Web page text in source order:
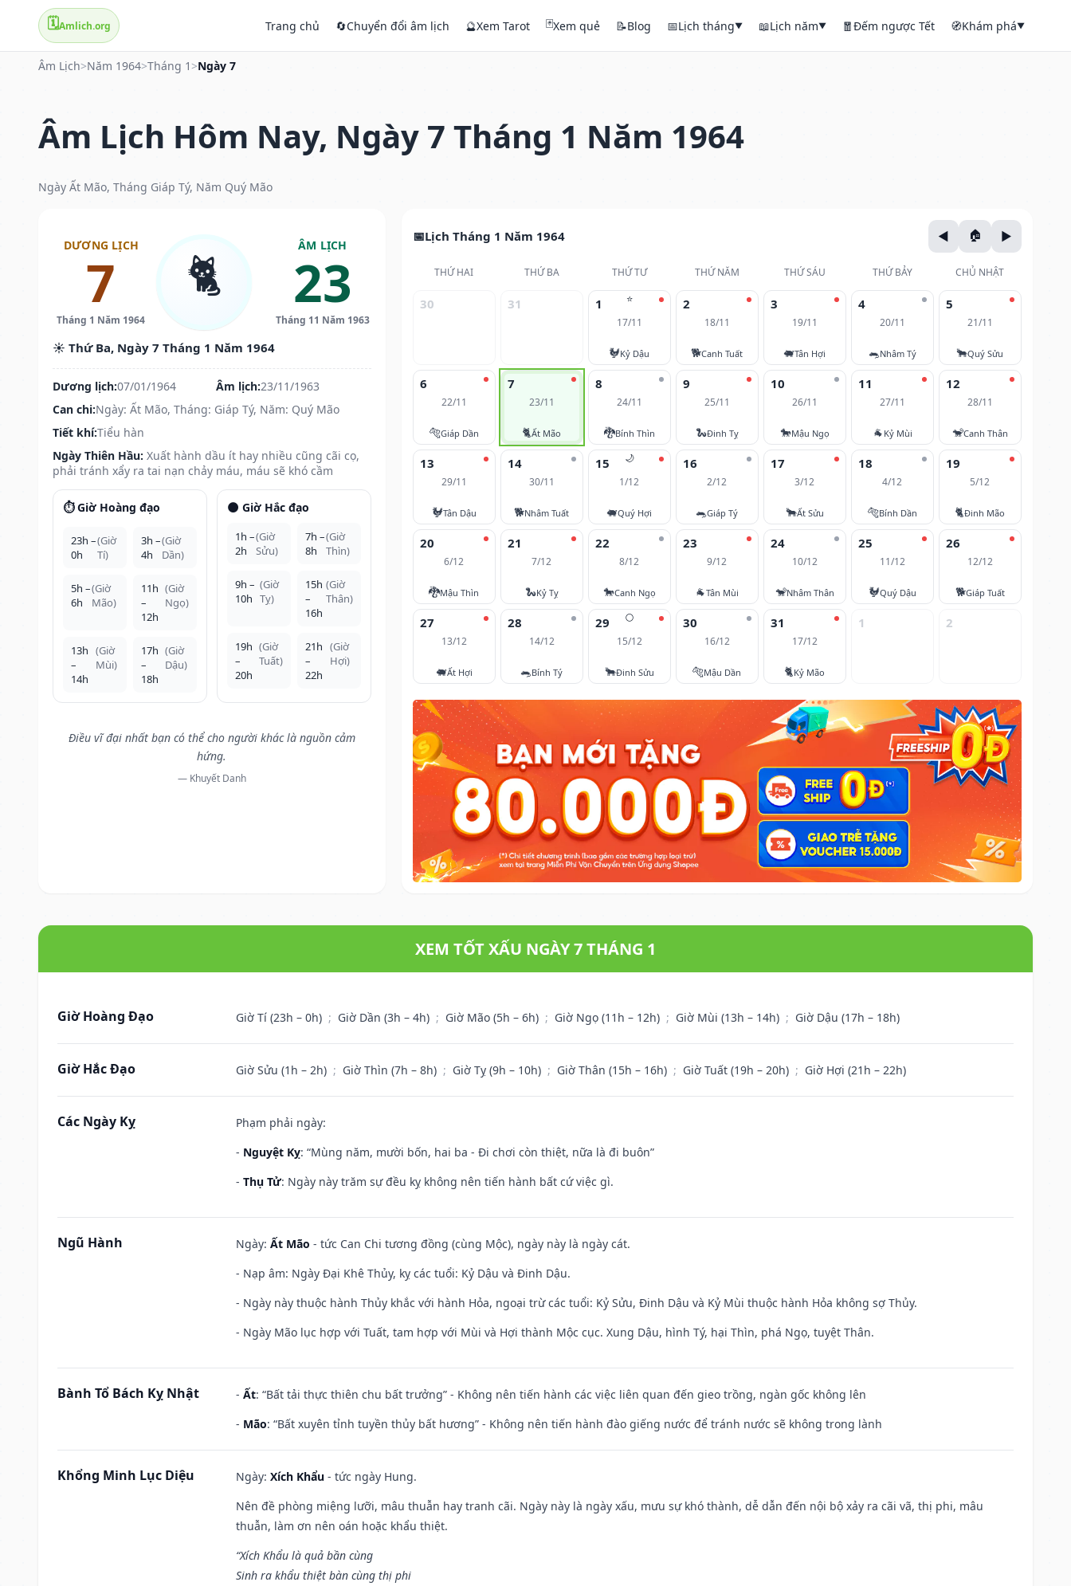
🗓️Amlich.org Trang chủ 🔄Chuyển đổi âm lịch 🔮Xem Tarot 🃏Xem quẻ 📝Blog 📅Lịch tháng▼ 📖Lịch năm▼ 🧧Đếm ngược Tết 🧭Khám phá▼
Âm Lịch>Năm 1964>Tháng 1 >Ngày 7
Âm Lịch Hôm Nay, Ngày 7 Tháng 1 Năm 1964
Ngày Ất Mão, Tháng Giáp Tý, Năm Quý Mão
DƯƠNG LỊCH
7
Tháng 1 Năm 1964
🐈 ÂM LỊCH
23
Tháng 11 Năm 1963
☀️ Thứ Ba, Ngày 7 Tháng 1 Năm 1964
Dương lịch:07/01/1964 Âm lịch:23/11/1963
Can chi:Ngày: Ất Mão, Tháng: Giáp Tý, Năm: Quý Mão
Tiết khí:Tiểu hàn
Ngày Thiên Hầu: Xuất hành dầu ít hay nhiều cũng cãi cọ,
phải tránh xẩy ra tai nạn chảy máu, máu sẽ khó cầm
⏱️ Giờ Hoàng đạo
23h –
0h
(Giờ
Tí)
3h –
4h
(Giờ
Dần)
5h –
6h
(Giờ
Mão)
11h
–
12h
(Giờ
Ngọ)
13h
–
14h
(Giờ
Mùi)
17h
–
18h
(Giờ
Dậu)
🌑 Giờ Hắc đạo
1h –
2h
(Giờ
Sửu)
7h –
8h
(Giờ
Thìn)
9h –
10h
(Giờ
Tỵ)
15h
–
16h
(Giờ
Thân)
19h
–
20h
(Giờ
Tuất)
21h
–
22h
(Giờ
Hợi)
Điều vĩ đại nhất bạn có thể cho người khác là nguồn cảm
hứng.
— Khuyết Danh
Lịch Tháng 1 Năm 1964
THỨ HAI THỨ BA THỨ TƯ THỨ NĂM THỨ SÁU THỨ BẢY CHỦ NHẬT
30 31 ⭐
1
17/11
🐓Kỷ Dậu
2
18/11
🐕Canh Tuất
3
19/11
🐖Tân Hợi
4
20/11
🐀Nhâm Tý
5
21/11
🐂Quý Sửu
6
22/11
🐅Giáp Dần
7
23/11
🐈Ất Mão
8
24/11
🐉Bính Thìn
9
25/11
🐍Đinh Tỵ
10
26/11
🐎Mậu Ngọ
11
27/11
🐐 Kỷ Mùi
12
28/11
🐒Canh Thân
13
29/11
🐓Tân Dậu
14
30/11
🐕Nhâm Tuất
🌙
15
1/12
🐖Quý Hợi
16
2/12
🐀Giáp Tý
17
3/12
🐂Ất Sửu
18
4/12
🐅Bính Dần
19
5/12
🐈Đinh Mão
20
6/12
🐉Mậu Thìn
21
7/12
🐍Kỷ Tỵ
22
8/12
🐎Canh Ngọ
23
9/12
🐐Tân Mùi
24
10/12
🐒Nhâm Thân
25
11/12
🐓Quý Dậu
26
12/12
🐕Giáp Tuất
27
13/12
🐖Ất Hợi
28
14/12
🐀Bính Tý
🌕
29
15/12
🐂Đinh Sửu
30
16/12
🐅Mậu Dần
31
17/12
🐈Kỷ Mão
1 2
XEM TỐT XẤU NGÀY 7 THÁNG 1
Giờ Hoàng Đạo Giờ Tí (23h – 0h) ; Giờ Dần (3h – 4h) ; Giờ Mão (5h – 6h) ; Giờ Ngọ (11h – 12h) ; Giờ Mùi (13h – 14h) ; Giờ Dậu (17h – 18h)
Giờ Hắc Đạo Giờ Sửu (1h – 2h) ; Giờ Thìn (7h – 8h) ; Giờ Tỵ (9h – 10h) ; Giờ Thân (15h – 16h) ; Giờ Tuất (19h – 20h) ; Giờ Hợi (21h – 22h)
Các Ngày Kỵ
Phạm phải ngày:
- Nguyệt Kỵ: “Mùng năm, mười bốn, hai ba - Đi chơi còn thiệt, nữa là đi buôn”
- Thụ Tử: Ngày này trăm sự đều kỵ không nên tiến hành bất cứ việc gì.
Ngũ Hành Ngày: Ất Mão - tức Can Chi tương đồng (cùng Mộc), ngày này là ngày cát.
- Nạp âm: Ngày Đại Khê Thủy, kỵ các tuổi: Kỷ Dậu và Đinh Dậu.
- Ngày này thuộc hành Thủy khắc với hành Hỏa, ngoại trừ các tuổi: Kỷ Sửu, Đinh Dậu và Kỷ Mùi thuộc hành Hỏa không sợ Thủy.
- Ngày Mão lục hợp với Tuất, tam hợp với Mùi và Hợi thành Mộc cục. Xung Dậu, hình Tý, hại Thìn, phá Ngọ, tuyệt Thân.
Bành Tổ Bách Kỵ Nhật - Ất: “Bất tải thực thiên chu bất trưởng” - Không nên tiến hành các việc liên quan đến gieo trồng, ngàn gốc không lên
- Mão: “Bất xuyên tỉnh tuyền thủy bất hương” - Không nên tiến hành đào giếng nước để tránh nước sẽ không trong lành
Khổng Minh Lục Diệu Ngày: Xích Khẩu - tức ngày Hung.
Nên đề phòng miệng lưỡi, mâu thuẫn hay tranh cãi. Ngày này là ngày xấu, mưu sự khó thành, dễ dẫn đến nội bộ xảy ra cãi vã, thị phi, mâu
thuẫn, làm ơn nên oán hoặc khẩu thiệt.
“Xích Khẩu là quả bần cùng
Sinh ra khẩu thiệt bàn cùng thị phi